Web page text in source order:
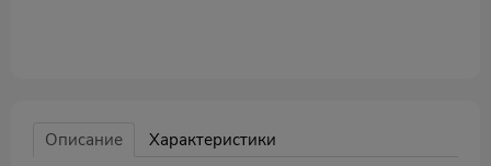
Описание
Характеристики